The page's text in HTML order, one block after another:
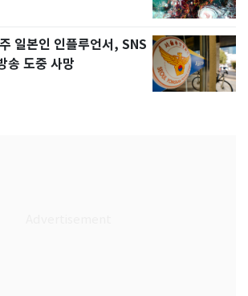
일본인 인플루언서, SNS
송 도중 사망